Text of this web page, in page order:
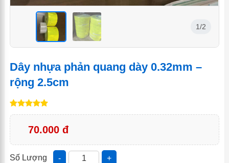
< <
1/2
Dây nhựa phản quang dày 0.32mm –
rộng 2.5cm
70.000 đ
Số Lượng - +